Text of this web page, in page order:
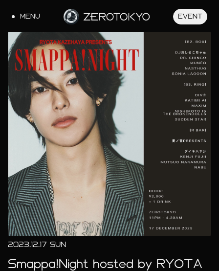
MENU EVENT
EN
2023.12.17 SUN
Smappa!Night hosted by RYOTA